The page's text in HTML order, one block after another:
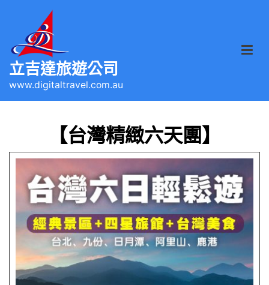
立吉達旅遊公司
www.digitaltravel.com.au
【台灣精緻六天團】